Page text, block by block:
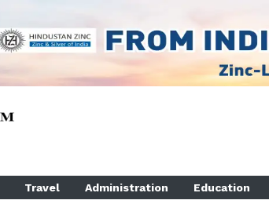
Travel Administration Education